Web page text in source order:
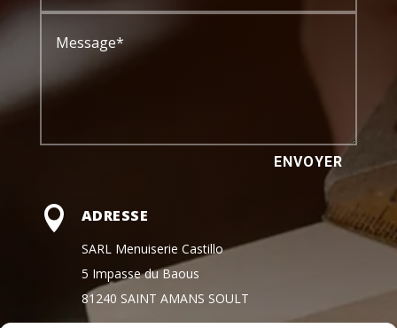
ENVOYER
 ADRESSE
SARL Menuiserie Castillo
5 Impasse du Baous
81240 SAINT AMANS SOULT